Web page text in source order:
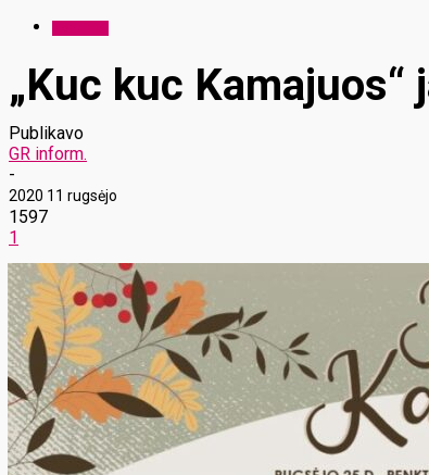
„Kuc kuc Kamajuos“
Publikavo
GR inform.
-
2020 11 rugsėjo
1597
1